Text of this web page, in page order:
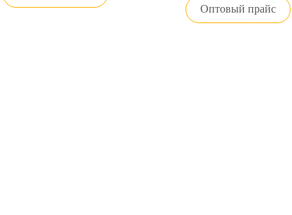
Оптовый прайс